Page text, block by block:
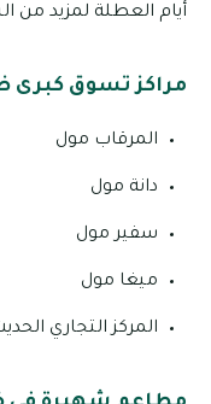
أيام العطلة لمزيد من
مراكز تسوق كبرى
المرقاب مول
دانة مول
سفير مول
ميغا مول
المركز التجاري